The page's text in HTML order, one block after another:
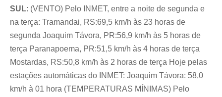
SUL: (VENTO) Pelo INMET, entre a noite de segunda e
na terça: Tramandai, RS:69,5 km/h às 23 horas de
segunda Joaquim Távora, PR:56,9 km/h às 5 horas de
terça Paranapoema, PR:51,5 km/h às 4 horas de terça
Mostardas, RS:50,8 km/h às 2 horas de terça Hoje pelas
estações automáticas do INMET: Joaquim Távora: 58,0
km/h à 01 hora (TEMPERATURAS MÍNIMAS) Pelo